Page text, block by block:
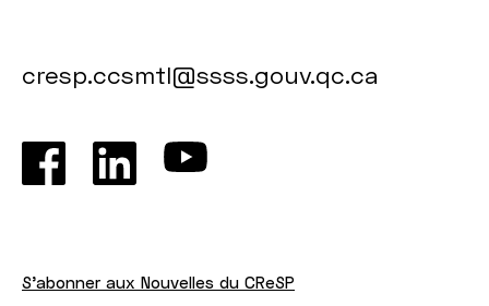
cresp.ccsmtl@ssss.gouv.qc.ca
S'abonner aux Nouvelles du CReSP